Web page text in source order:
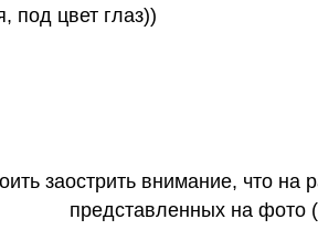
под цвет глаз))
заострить внимание, что
представленных на фото